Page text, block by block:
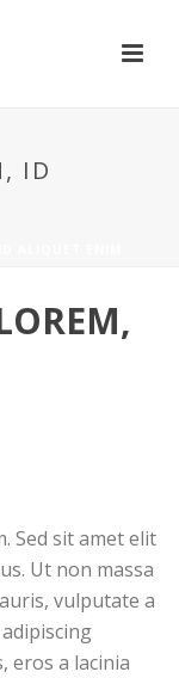
ID
Sed sit amet elit
Ut non massa
vulputate a
eros a lacinia